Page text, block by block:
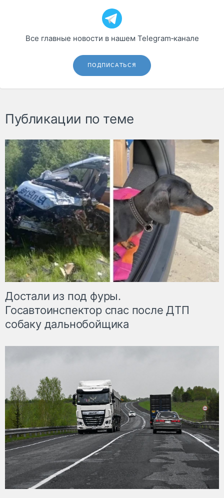
Все главные новости в нашем Telegram‑канале
ПОДПИСАТЬСЯ
Публикации по теме
Достали из под фуры.
Госавтоинспектор спас после ДТП
собаку дальнобойщика